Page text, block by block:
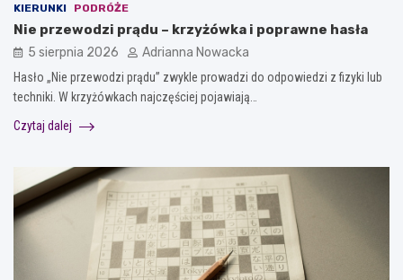
KIERUNKI PODRÓŻE
Nie przewodzi prądu – krzyżówka i poprawne hasła
5 sierpnia 2026 Adrianna Nowacka
Hasło „Nie przewodzi prądu” zwykle prowadzi do odpowiedzi z fizyki lub
techniki. W krzyżówkach najczęściej pojawiają…
Czytaj dalej